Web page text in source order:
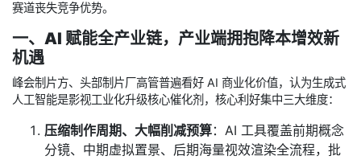
赛道丧失竞争优势。
一、AI 赋能全产业链，产业端拥抱降本增效新
机遇
峰会制片方、头部制片厂高管普遍看好 AI 商业化价值，认为生成式
人工智能是影视工业化升级核心催化剂，核心利好集中三大维度：
压缩制作周期、大幅削减预算：AI 工具覆盖前期概念
分镜、中期虚拟置景、后期海量视效渲染全流程，批